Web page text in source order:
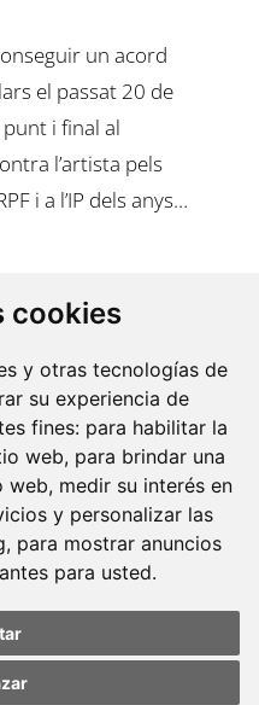
cookies
y otras tecnologías de
su experiencia de
fines: para habilitar la
web, para brindar una
web, medir su interés en
y personalizar las
, para mostrar anuncios
para usted.
un acord
el passat 20 de
i final al
l’artista pels
i a l’IP dels anys…